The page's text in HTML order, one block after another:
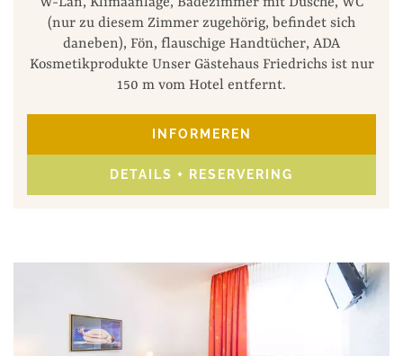
(nur zu diesem Zimmer zugehörig, befindet sich
daneben), Fön, flauschige Handtücher, ADA
Kosmetikprodukte Unser Gästehaus Friedrichs ist nur
150 m vom Hotel entfernt.
INFORMEREN
DETAILS + RESERVERING